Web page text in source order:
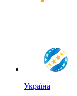
Україна